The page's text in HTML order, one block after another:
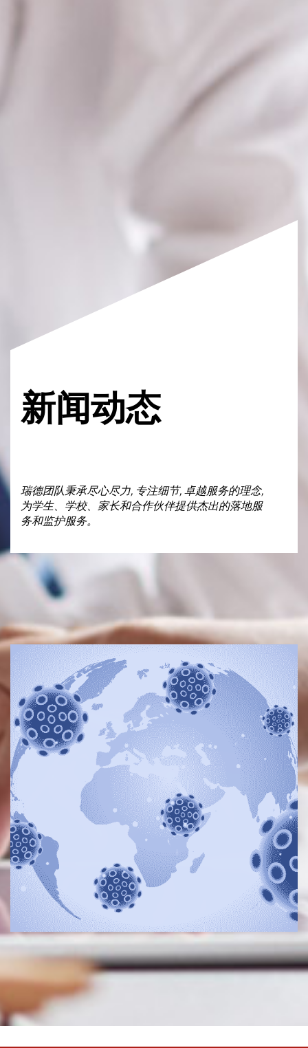
新闻动态
瑞德团队秉承尽心尽力, 专注细节, 卓越服务的理念,
为学生、学校、家长和合作伙伴提供杰出的落地服
务和监护服务。
新冠肺炎 最新信息更新
READ MORE